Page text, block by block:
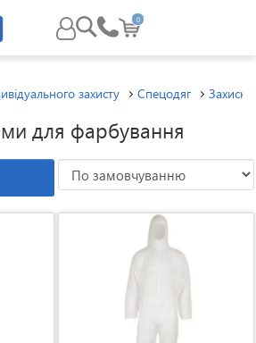
0
захисту Спецодяг
для фарбування